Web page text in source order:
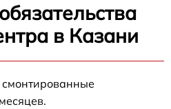
в Казани
смонтированные